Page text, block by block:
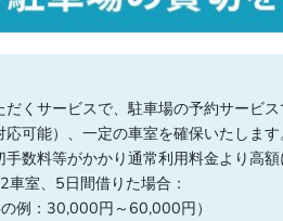
くサービスで、駐車場の予約サービス
可能）、一定の車室を確保いたします
数料等がかかり通常利用料金より高額
車室、5日間借りた場合：
例：30,000円～60,000円）